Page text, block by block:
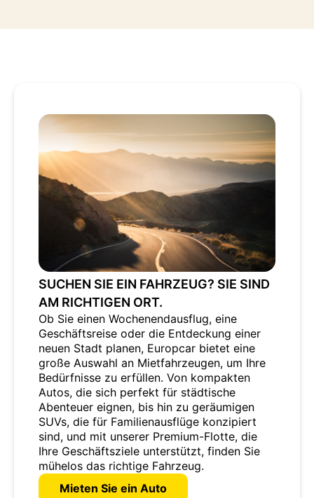
SUCHEN SIE EIN FAHRZEUG? SIE SIND
AM RICHTIGEN ORT.
Ob Sie einen Wochenendausflug, eine
Geschäftsreise oder die Entdeckung einer
neuen Stadt planen, Europcar bietet eine
große Auswahl an Mietfahrzeugen, um Ihre
Bedürfnisse zu erfüllen. Von kompakten
Autos, die sich perfekt für städtische
Abenteuer eignen, bis hin zu geräumigen
SUVs, die für Familienausflüge konzipiert
sind, und mit unserer Premium-Flotte, die
Ihre Geschäftsziele unterstützt, finden Sie
mühelos das richtige Fahrzeug.
Mieten Sie ein Auto